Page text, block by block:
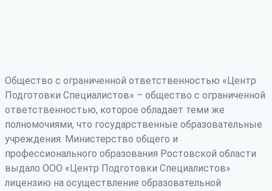
Общество с ограниченной ответственностью «Центр
Подготовки Специалистов» – общество с ограниченной
ответственностью, которое обладает теми же
полномочиями, что государственные образовательные
учреждения. Министерство общего и
профессионального образования Ростовской области
выдало ООО «Центр Подготовки Специалистов»
лицензию на осуществление образовательной